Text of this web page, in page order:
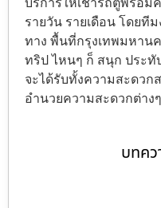
บริการให้เช่ารถตู้พร้อม
รายวัน รายเดือน โดยที
ทาง พื้นที่กรุงเทพมหาน
ทริป ไหนๆ ก็ สนุก ประทั
จะได้รับทั้งความสะดว
อำนวยความสะดวกต่าง
บทค